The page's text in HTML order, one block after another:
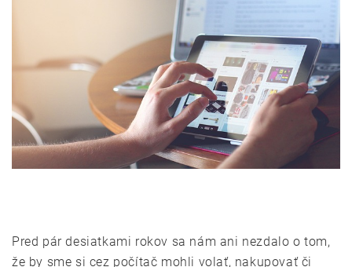
Pred pár desiatkami rokov sa nám ani nezdalo o tom,
že by sme si cez počítač mohli volať, nakupovať či